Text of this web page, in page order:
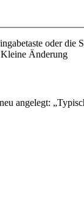
oder die
Änderung
angelegt: